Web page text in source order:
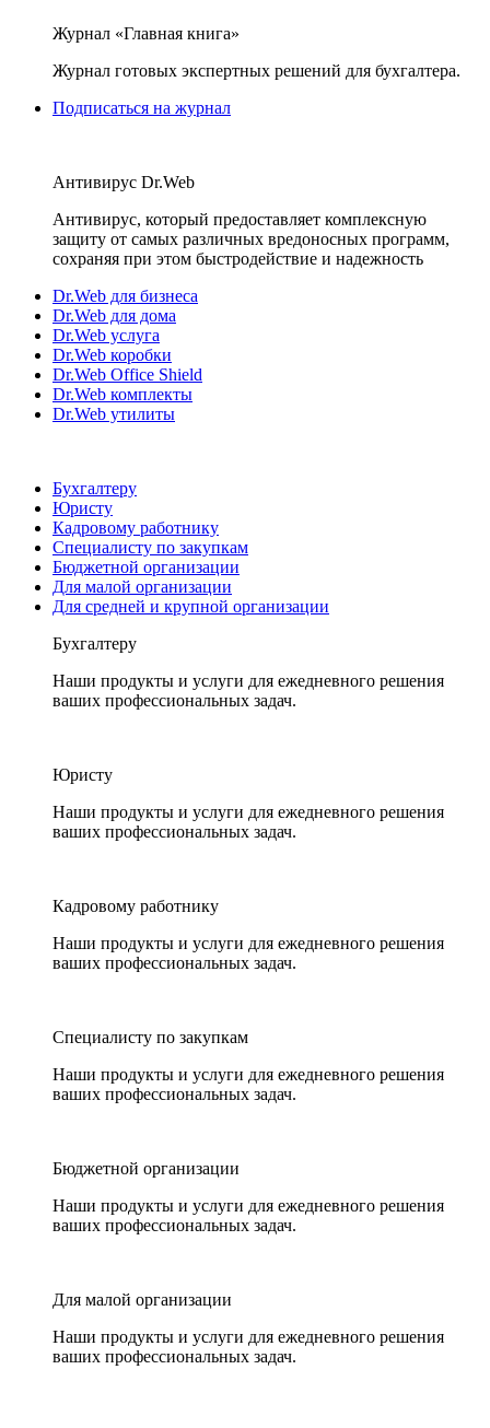
Журнал «Главная книга»
Журнал готовых экспертных решений для бухгалтера.
Подписаться на журнал
Антивирус Dr.Web
Антивирус, который предоставляет комплексную
защиту от самых различных вредоносных программ,
сохраняя при этом быстродействие и надежность
Dr.Web для бизнеса
Dr.Web для дома
Dr.Web услуга
Dr.Web коробки
Dr.Web Office Shield
Dr.Web комплекты
Dr.Web утилиты
Бухгалтеру
Юристу
Кадровому работнику
Специалисту по закупкам
Бюджетной организации
Для малой организации
Для средней и крупной организации
Бухгалтеру
Наши продукты и услуги для ежедневного решения
ваших профессиональных задач.
Юристу
Наши продукты и услуги для ежедневного решения
ваших профессиональных задач.
Кадровому работнику
Наши продукты и услуги для ежедневного решения
ваших профессиональных задач.
Специалисту по закупкам
Наши продукты и услуги для ежедневного решения
ваших профессиональных задач.
Бюджетной организации
Наши продукты и услуги для ежедневного решения
ваших профессиональных задач.
Для малой организации
Наши продукты и услуги для ежедневного решения
ваших профессиональных задач.